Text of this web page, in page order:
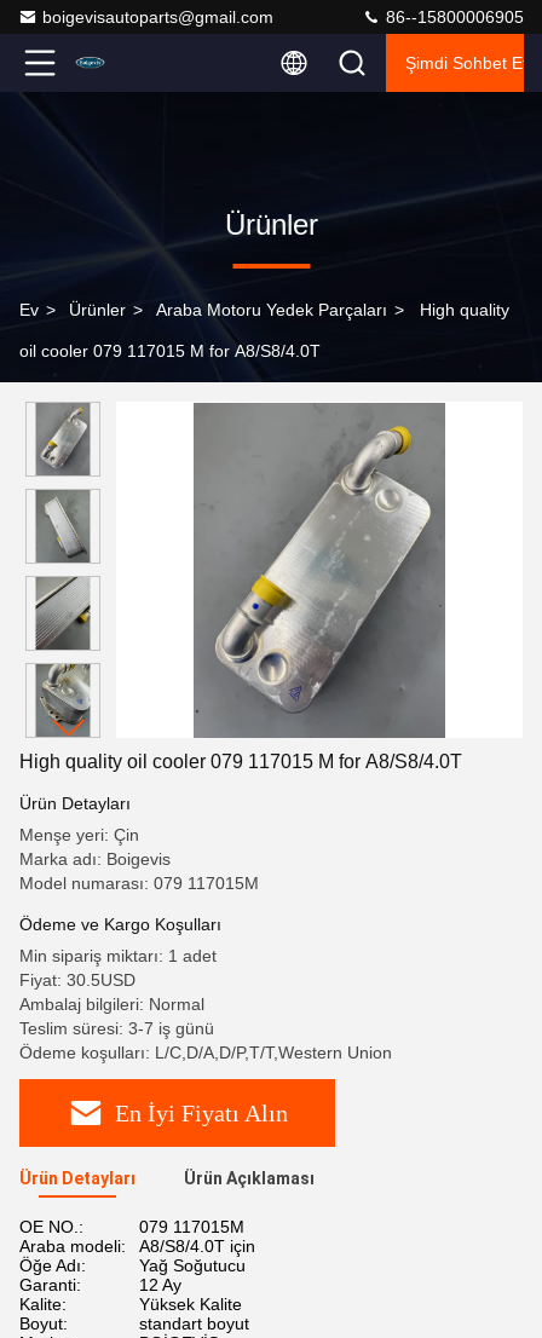
boigevisautoparts@gmail.com 86--15800006905
Şimdi Sohbet Et.
Ürünler
Ev > Ürünler > Araba Motoru Yedek Parçaları > High quality
oil cooler 079 117015 M for A8/S8/4.0T
High quality oil cooler 079 117015 M for A8/S8/4.0T
Ürün Detayları
Menşe yeri: Çin
Marka adı: Boigevis
Model numarası: 079 117015M
Ödeme ve Kargo Koşulları
Min sipariş miktarı: 1 adet
Fiyat: 30.5USD
Ambalaj bilgileri: Normal
Teslim süresi: 3-7 iş günü
Ödeme koşulları: L/C,D/A,D/P,T/T,Western Union
En İyi Fiyatı Alın
Ürün Detayları Ürün Açıklaması
OE NO.:
079 117015M
Araba modeli:
A8/S8/4.0T için
Öğe Adı:
Yağ Soğutucu
Garanti:
12 Ay
Kalite:
Yüksek Kalite
Boyut:
standart boyut